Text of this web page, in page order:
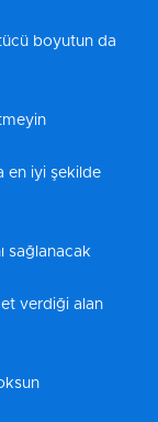
boyutun da
en iyi şekilde
sağlanacak
verdiği alan